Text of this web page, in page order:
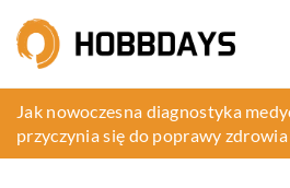
Jak adaptogenne grzyby mogą
przegląd badań i korzyści
Jak nowoczesna diagnostyka
przyczynia się do poprawy
Jakie korzyści przynosi klasyfikacja
bezpieczeństwa Twojej firmy?